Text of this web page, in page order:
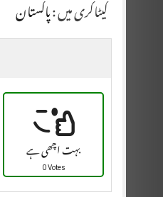
کیٹاگری میں :پاکستان
بہت اچھی ہے
0 Votes